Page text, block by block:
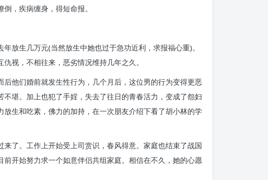
，疾病缠身，得短命报。
放生几万元(当然放生中她也过于急功近利，求报福心重)。
视，不相往来，恶劣情况维持几年之久。
他们婚前就发生性行为，几个月后，这位男的行为变得更恶
堪。加上也犯了手婬，失去了往日的青春活力，变成了怨妇
生和吃素，佛力的加持，在一次朋友介绍下看了胡小林的学
了。工作上开始受上司赏识，春风得意。家庭也结束了战国
开始努力求一个如意伴侣共组家庭。相信在不久，她的心愿